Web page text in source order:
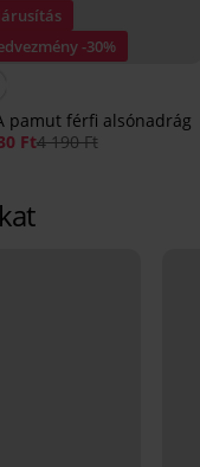
-30%
pamut férfi alsónadrág
Ft4 190 Ft